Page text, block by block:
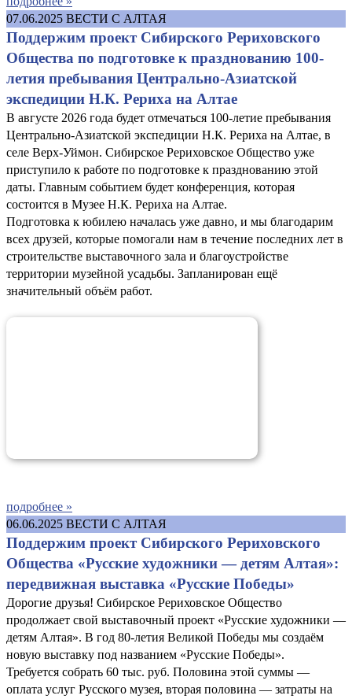
07.06.2025 ВЕСТИ С АЛТАЯ
Поддержим проект Сибирского Рериховского
Общества по подготовке к празднованию 100-
летия пребывания Центрально-Азиатской
экспедиции Н.К. Рериха на Алтае
В августе 2026 года будет отмечаться 100-летие пребывания
Центрально-Азиатской экспедиции Н.К. Рериха на Алтае, в
селе Верх-Уймон. Сибирское Рериховское Общество уже
приступило к работе по подготовке к празднованию этой
даты. Главным событием будет конференция, которая
состоится в Музее Н.К. Рериха на Алтае.
Подготовка к юбилею началась уже давно, и мы благодарим
всех друзей, которые помогали нам в течение последних лет в
строительстве выставочного зала и благоустройстве
территории музейной усадьбы. Запланирован ещё
значительный объём работ.
подробнее »
06.06.2025 ВЕСТИ С АЛТАЯ
Поддержим проект Сибирского Рериховского
Общества «Русские художники — детям Алтая»:
передвижная выставка «Русские Победы»
Дорогие друзья! Сибирское Рериховское Общество
продолжает свой выставочный проект «Русские художники —
детям Алтая». В год 80-летия Великой Победы мы создаём
новую выставку под названием «Русские Победы».
Требуется собрать 60 тыс. руб. Половина этой суммы —
оплата услуг Русского музея, вторая половина — затраты на